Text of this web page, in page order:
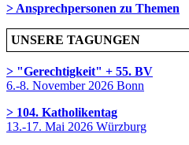
> Ansprechpersonen zu Themen
UNSERE TAGUNGEN
> "Gerechtigkeit" + 55. BV
6.-8. November 2026 Bonn
> 104. Katholikentag
13.-17. Mai 2026 Würzburg